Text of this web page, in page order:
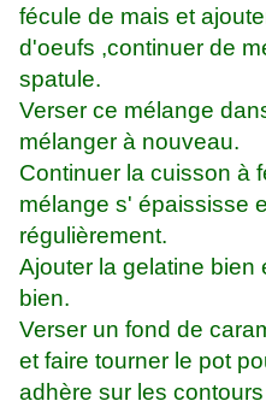
fécule de mais et
d'oeufs ,continuer de
spatule.
Verser ce mélange
mélanger à nouveau.
Continuer la cuisson à
mélange s' épaississe
régulièrement.
Ajouter la gelatine bien
bien.
Verser un fond de
et faire tourner le pot
adhère sur les